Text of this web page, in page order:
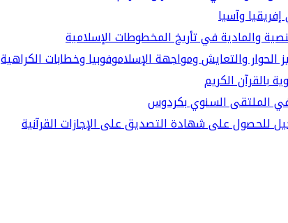
وآسيا
والمادية في تأريخ المخطوطات الإسلامية
والتعايش ومواجهة الإسلاموفوبيا وخطابات الكراهية
بالقرآن الكريم
في الملتقى السنوي بكردوس
للحصول على شهادة التصديق على الإجازات القرآنية